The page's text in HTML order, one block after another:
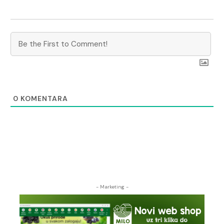
0 KOMENTARA
- Marketing -